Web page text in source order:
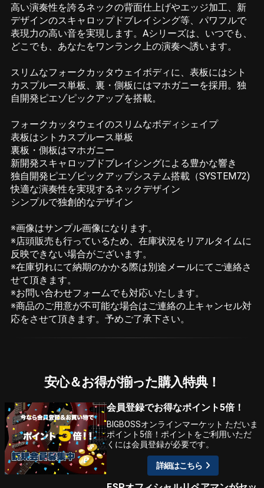
高い演奏性を誇るネックの背面仕上げやエッジ加工、新
デザインのスキャロップドブレイシング等、パワフルで
表現力の高い音を実現します。Aシリーズは、いつでも、
どこでも、あなたをワンランク上の演奏へ誘います。
スリムなフォークカッタウェイボディに、表板にはシト
カスプルース単板、裏・側板にはマホガニーを採用。独
自開発ピエゾピックアップを搭載。
フォークカッタウェイのスリムなボディシェイプ
表板はシトカスプルース単板
裏板・側板はマホガニー
新開発スキャロップドブレイシングによる豊かな響き
独自開発ピエゾピックアップシステム搭載（SYSTEM72)
快適な演奏性を実現するネックデザイン
シンプルで独創的なデザイン
※画像はサンプル画像になります。
※店頭販売も行っているため、在庫状況をリアルタイムに
反映できない場合がございます。
※在庫切れにて納期のかかる際は別途メールにてご連絡さ
せて頂きます。
※お問い合わせフォームでも対応いたします。
※商品のご用意が不可能な場合はご連絡の上キャンセル対
応をさせて頂きます。予めご了承下さい。
安心＆お得が揃った購入特典！
会員登録でお得なポイント5倍！
BIGBOSSオンラインマーケット ただいま
ポイント5倍！ポイントをご利用いただ
くには会員登録が必要です。
詳細はこちら